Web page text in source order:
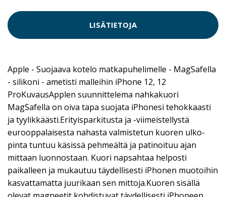
LISÄTIETOJA
Apple - Suojaava kotelo matkapuhelimelle - MagSafella
- silikoni - ametisti malleihin iPhone 12, 12
ProKuvausApplen suunnittelema nahka­kuori
MagSafella on oiva tapa suojata iPhonesi tehokkaasti
ja tyylikkäästi.Erityisparkitusta ja -viimeistellystä
eurooppalaisesta nahasta valmistetun kuoren ulko­
pinta tuntuu käsissä pehmeältä ja patinoituu ajan
mittaan luonnostaan. Kuori napsahtaa helposti
paikalleen ja mukautuu täydellisesti iPhonen muotoihin
kasvattamatta juurikaan sen mittoja.Kuoren sisällä